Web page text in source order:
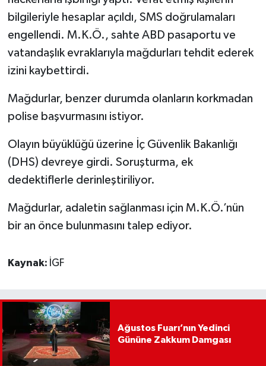
bilgileriyle hesaplar açıldı, SMS doğrulamaları
engellendi. M.K.Ö., sahte ABD pasaportu ve
vatandaşlık evraklarıyla mağdurları tehdit ederek
izini kaybettirdi.
Mağdurlar, benzer durumda olanların korkmadan
polise başvurmasını istiyor.
Olayın büyüklüğü üzerine İç Güvenlik Bakanlığı
(DHS) devreye girdi. Soruşturma, ek
dedektiflerle derinleştiriliyor.
Mağdurlar, adaletin sağlanması için M.K.Ö.’nün
bir an önce bulunmasını talep ediyor.
Kaynak: İGF
Ağustos Fuarı’nın Yedinci
Gününe Zakkum Damgası